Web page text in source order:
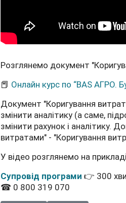
Розглянемо документ
📕 Онлайн курс по “BAS АГРО.
Документ "Коригування
змінити аналітику (а саме,
змінити рахунок і аналітику.
витратами" - "Коригування
У відео розглянемо на
Супровід програми 👉 300
☎ 0 800 319 070